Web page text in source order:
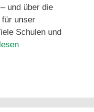
und über die
für unser
Schulen und